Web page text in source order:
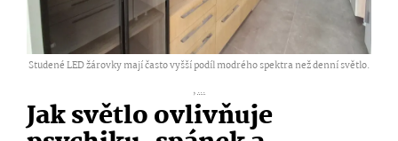
Studené LED žárovky mají často vyšší podíl modrého spektra než denní světlo.
,...
Jak světlo ovlivňuje